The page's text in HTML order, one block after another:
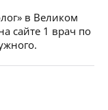
в Великом
сайте 1 врач по